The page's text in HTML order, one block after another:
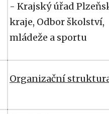
- Krajský úřad
kraje, Odbor školství,
mládeže a sportu
Organizační